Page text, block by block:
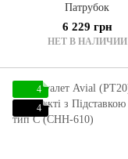
Патрубок
6 229 грн
НЕТ В НАЛИЧИИ
4
4